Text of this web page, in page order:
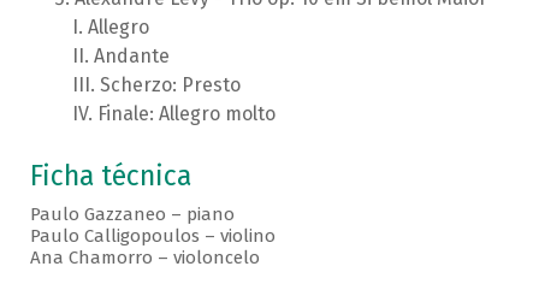
Allegro
Andante
Scherzo: Presto
Finale: Allegro molto
Ficha técnica
Paulo Gazzaneo – piano
Paulo Calligopoulos – violino
Ana Chamorro – violoncelo